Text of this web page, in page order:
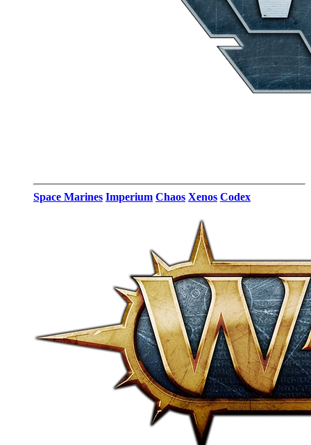
Space Marines Imperium Chaos Xenos Codex